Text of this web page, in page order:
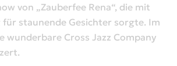
von „Zauberfee Rena“, die mit
staunende Gesichter sorgte. Im
wunderbare Cross Jazz Company